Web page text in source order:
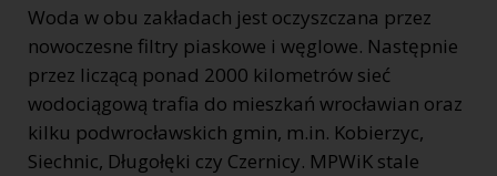
Woda w obu zakładach jest oczyszczana przez
nowoczesne filtry piaskowe i węglowe. Następnie
przez liczącą ponad 2000 kilometrów sieć
wodociągową trafia do mieszkań wrocławian oraz
kilku podwrocławskich gmin, m.in. Kobierzyc,
Siechnic, Długołęki czy Czernicy. MPWiK stale